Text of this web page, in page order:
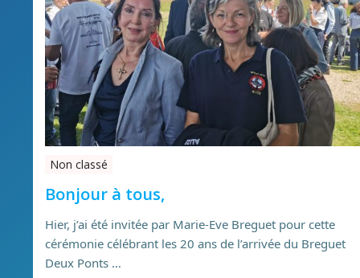
Non classé
Bonjour à tous,
Hier, j’ai été invitée par Marie-Eve Breguet pour cette
cérémonie célébrant les 20 ans de l’arrivée du Breguet
Deux Ponts …